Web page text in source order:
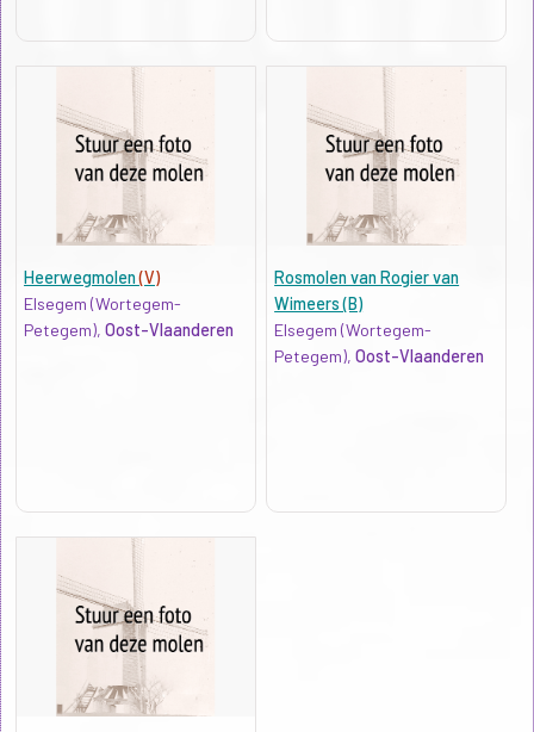
Heerwegmolen(V)
Elsegem (Wortegem-
Petegem), Oost-Vlaanderen
Rosmolen van Rogier van
Wimeers (B)
Elsegem (Wortegem-
Petegem),Oost-Vlaanderen